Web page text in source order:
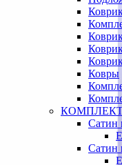
Ковры
Сатин
Сатин